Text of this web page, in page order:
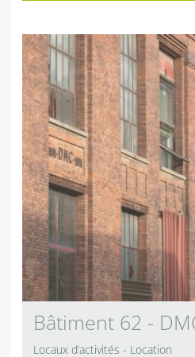
Bâtiment 62 -
Locaux d’activités Location